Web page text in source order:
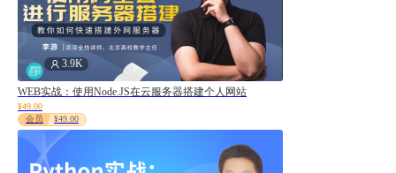
编程实战
条件
全部
3.9K
WEB实战：使用Node.JS在云服务器搭建个人网站
¥49.00
会员
¥49.00